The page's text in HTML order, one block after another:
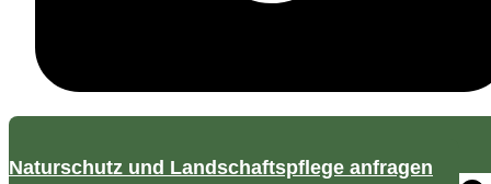
Naturschutz und Landschaftspflege anfragen